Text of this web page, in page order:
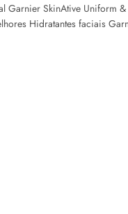
Garnier SkinAtive Uniform
Hidratantes faciais